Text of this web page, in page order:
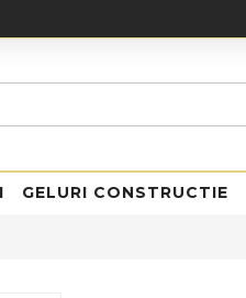
GELURI CONSTRUCTIE